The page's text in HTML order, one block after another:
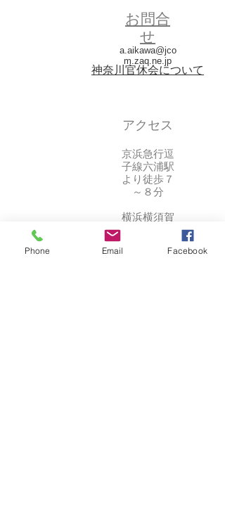
お問合
せ
a.aikawa@jco
m.zaq.ne.jp
神奈川官休会について
アクセス
京浜急行逗
子線六浦駅
より徒歩７
～８分
横浜横須賀
ターより約
Phone Email Facebook